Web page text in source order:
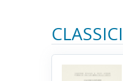
CLASSICI